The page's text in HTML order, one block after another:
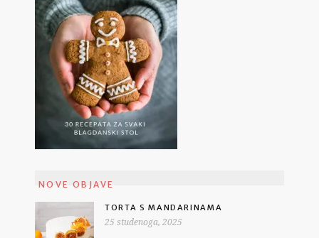
NOVE OBJAVE
TORTA S MANDARINAMA
25 studenoga, 2025